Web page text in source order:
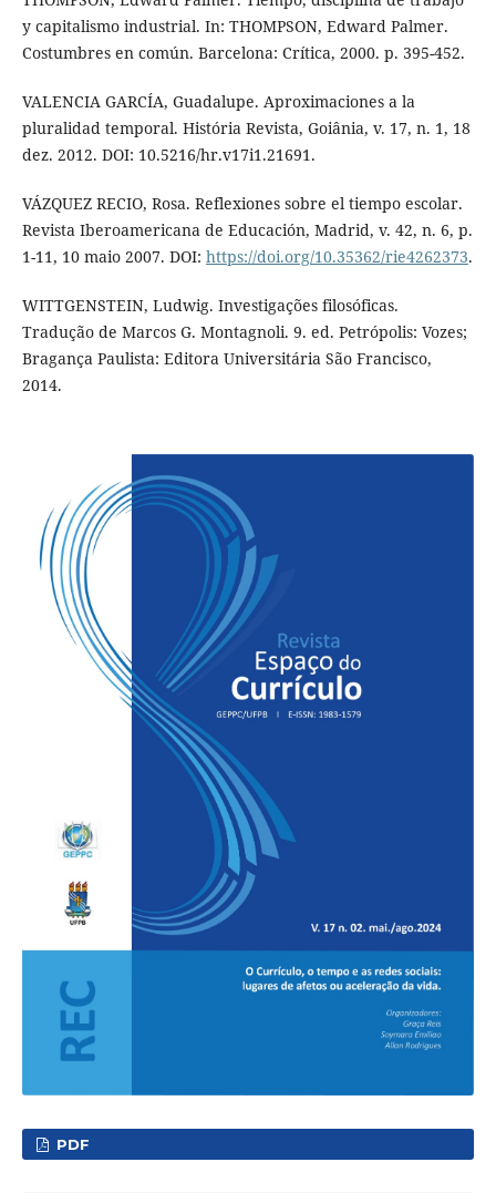
y capitalismo industrial. In: THOMPSON, Edward Palmer.
Costumbres en común. Barcelona: Crítica, 2000. p. 395-452.
VALENCIA GARCÍA, Guadalupe. Aproximaciones a la
pluralidad temporal. História Revista, Goiânia, v. 17, n. 1, 18
dez. 2012. DOI: 10.5216/hr.v17i1.21691.
VÁZQUEZ RECIO, Rosa. Reflexiones sobre el tiempo escolar.
Revista Iberoamericana de Educación, Madrid, v. 42, n. 6, p.
1-11, 10 maio 2007. DOI: https://doi.org/10.35362/rie4262373.
WITTGENSTEIN, Ludwig. Investigações filosóficas.
Tradução de Marcos G. Montagnoli. 9. ed. Petrópolis: Vozes;
Bragança Paulista: Editora Universitária São Francisco,
2014.
PDF